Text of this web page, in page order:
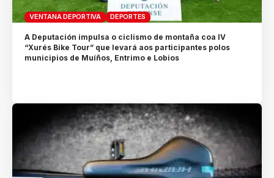
VENTANA DEPORTIVA DEPORTES
A Deputación impulsa o ciclismo de montaña coa IV
“Xurés Bike Tour” que levará aos participantes polos
municipios de Muíños, Entrimo e Lobios